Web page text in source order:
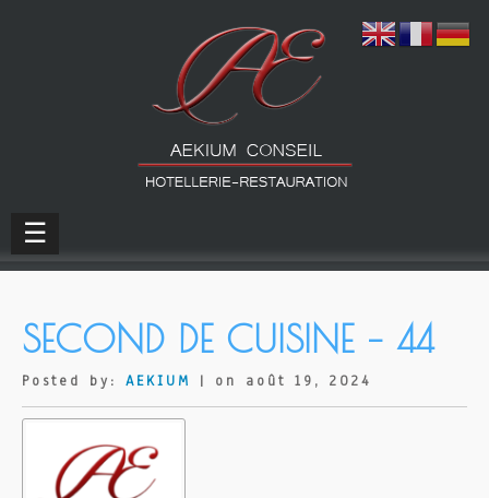
☰
SECOND DE CUISINE – 44
Posted by: AEKIUM | on août 19, 2024